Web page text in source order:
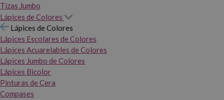
Tizas Jumbo
Lápices de Colores
Lápices de Colores
Lápices Escolares de Colores
Lápices Acuarelables de Colores
Lápices Jumbo de Colores
Lápices Bicolor
Pinturas de Cera
Compases